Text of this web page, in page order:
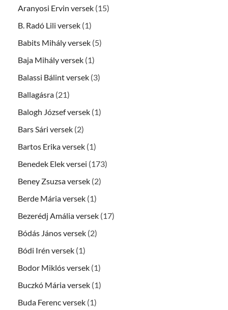
Aranyosi Ervin versek (15)
B. Radó Lili versek (1)
Babits Mihály versek (5)
Baja Mihály versek (1)
Balassi Bálint versek (3)
Ballagásra (21)
Balogh József versek (1)
Bars Sári versek (2)
Bartos Erika versek (1)
Benedek Elek versei (173)
Beney Zsuzsa versek (2)
Berde Mária versek (1)
Bezerédj Amália versek (17)
Bódás János versek (2)
Bódi Irén versek (1)
Bodor Miklós versek (1)
Buczkó Mária versek (1)
Buda Ferenc versek (1)